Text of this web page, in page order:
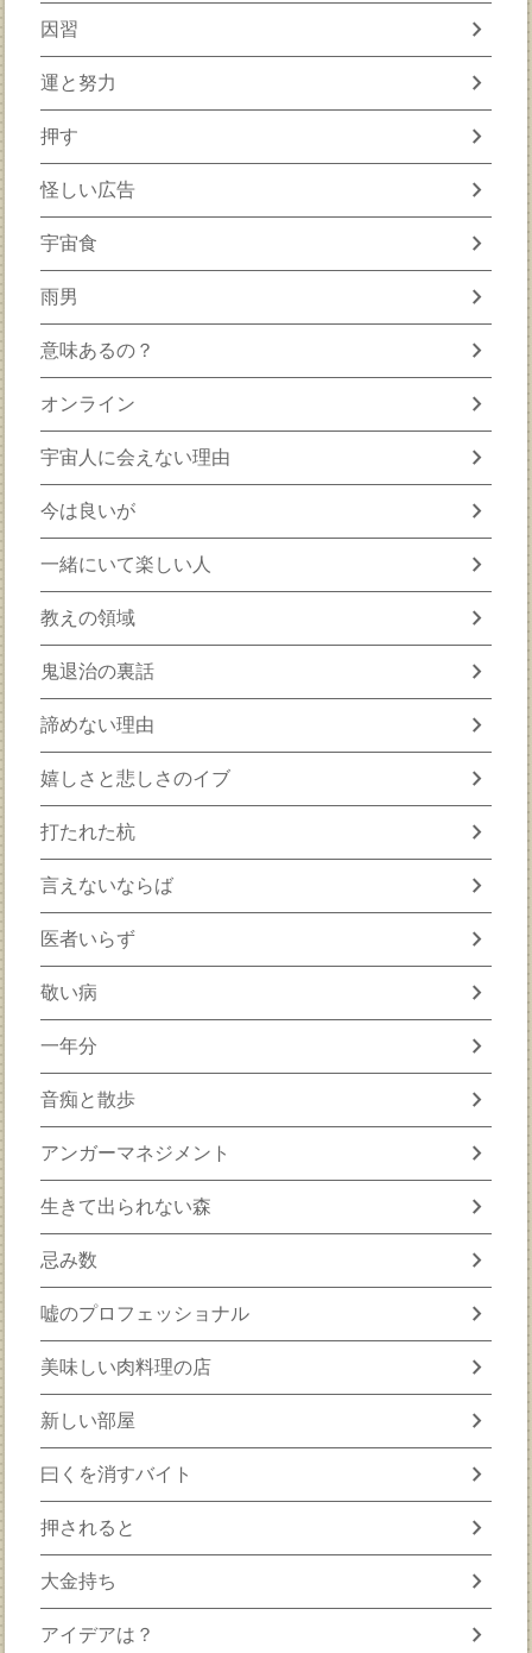
因習 chevron_right
運と努力 chevron_right
押す chevron_right
怪しい広告 chevron_right
宇宙食 chevron_right
雨男 chevron_right
意味あるの？ chevron_right
オンライン chevron_right
宇宙人に会えない理由 chevron_right
今は良いが chevron_right
一緒にいて楽しい人 chevron_right
教えの領域 chevron_right
鬼退治の裏話 chevron_right
諦めない理由 chevron_right
嬉しさと悲しさのイブ chevron_right
打たれた杭 chevron_right
言えないならば chevron_right
医者いらず chevron_right
敬い病 chevron_right
一年分 chevron_right
音痴と散歩 chevron_right
アンガーマネジメント chevron_right
生きて出られない森 chevron_right
忌み数 chevron_right
嘘のプロフェッショナル chevron_right
美味しい肉料理の店 chevron_right
新しい部屋 chevron_right
曰くを消すバイト chevron_right
押されると chevron_right
大金持ち chevron_right
アイデアは？ chevron_right